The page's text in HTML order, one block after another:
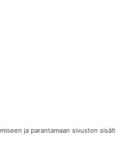
ja parantamaan sivuston